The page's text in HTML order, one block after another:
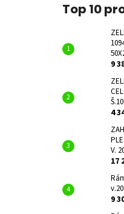
Top 10
9
4
V.
17
9